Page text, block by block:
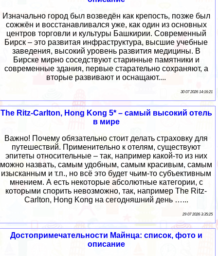
Изначально город был возведён как крепость, позже был
сожжён и восстанавливался уже, как один из основных
центров торговли и культуры Башкирии. Современный
Бирск – это развитая инфраструктура, высшие учебные
заведения, высокий уровень развития медицины. В
Бирске мирно соседствуют старинные памятники и
современные здания, первые старательно сохраняют, а
вторые развивают и оснащают....
30 07 2026 14:16:21
The Ritz-Carlton, Hong Kong 5* – самый высокий отель
в мире
Важно! Почему обязательно стоит делать страховку для
путешествий. Применительно к отелям, существуют
эпитеты относительные – так, например какой-то из них
можно назвать, самым удобным, самым красивым, самым
изысканным и т.п., но всё это будет чьим-то субъективным
мнением. А есть некоторые абсолютные категории, с
которыми спорить невозможно, так, например The Ritz-
Carlton, Hong Kong на сегодняшний день …...
29 07 2026 3:35:25
Достопримечательности Майнца: список, фото и
описание